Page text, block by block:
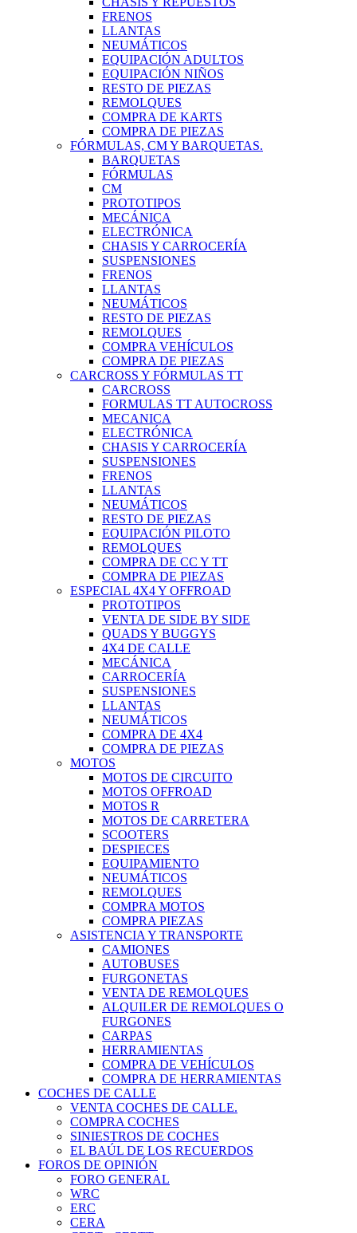
FRENOS
LLANTAS
NEUMÁTICOS
EQUIPACIÓN ADULTOS
EQUIPACIÓN NIÑOS
RESTO DE PIEZAS
REMOLQUES
COMPRA DE KARTS
COMPRA DE PIEZAS
FÓRMULAS, CM Y BARQUETAS.
BARQUETAS
FÓRMULAS
CM
PROTOTIPOS
MECÁNICA
ELECTRÓNICA
CHASIS Y CARROCERÍA
SUSPENSIONES
FRENOS
LLANTAS
NEUMÁTICOS
RESTO DE PIEZAS
REMOLQUES
COMPRA VEHÍCULOS
COMPRA DE PIEZAS
CARCROSS Y FÓRMULAS TT
CARCROSS
FORMULAS TT AUTOCROSS
MECANICA
ELECTRÓNICA
CHASIS Y CARROCERÍA
SUSPENSIONES
FRENOS
LLANTAS
NEUMÁTICOS
RESTO DE PIEZAS
EQUIPACIÓN PILOTO
REMOLQUES
COMPRA DE CC Y TT
COMPRA DE PIEZAS
ESPECIAL 4X4 Y OFFROAD
PROTOTIPOS
VENTA DE SIDE BY SIDE
QUADS Y BUGGYS
4X4 DE CALLE
MECÁNICA
CARROCERÍA
SUSPENSIONES
LLANTAS
NEUMÁTICOS
COMPRA DE 4X4
COMPRA DE PIEZAS
MOTOS
MOTOS DE CIRCUITO
MOTOS OFFROAD
MOTOS R
MOTOS DE CARRETERA
SCOOTERS
DESPIECES
EQUIPAMIENTO
NEUMÁTICOS
REMOLQUES
COMPRA MOTOS
COMPRA PIEZAS
ASISTENCIA Y TRANSPORTE
CAMIONES
AUTOBUSES
FURGONETAS
VENTA DE REMOLQUES
ALQUILER DE REMOLQUES O
FURGONES
CARPAS
HERRAMIENTAS
COMPRA DE VEHÍCULOS
COMPRA DE HERRAMIENTAS
COCHES DE CALLE
VENTA COCHES DE CALLE.
COMPRA COCHES
SINIESTROS DE COCHES
EL BAÚL DE LOS RECUERDOS
FOROS DE OPINIÓN
FORO GENERAL
WRC
ERC
CERA